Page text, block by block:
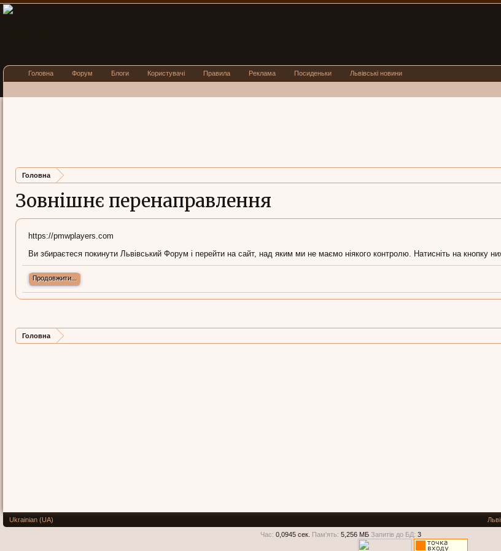
Головна
Зовнішнє перенаправлення
https://pmwplayers.com
Ви збираєтеся покинути Львівський Форум і перейти на сайт, над яким ми не маємо ніякого контролю. Натисніть на кнопку
Продовжити...
Головна
Головна Форум Блоги Користувачі Правила Реклама Посиденьки Львівські новини
Ukrainian (UA)
Час: 0,0945 сек. Пам'ять: 5,256 МБ Запитів до БД: 3